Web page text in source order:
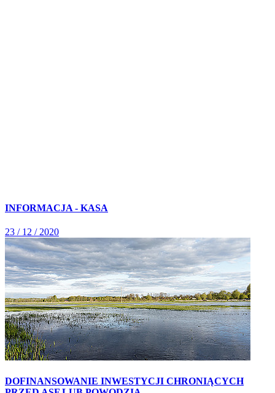
INFORMACJA - KASA
23 / 12 / 2020
DOFINANSOWANIE INWESTYCJI CHRONIĄCYCH